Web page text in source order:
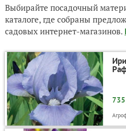
Выбирайте посадочный
каталоге, где собраны
садовых интернет-магазинов.